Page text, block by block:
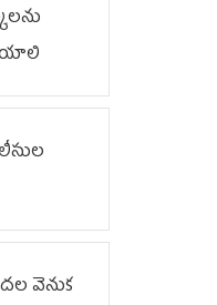
వెనుక